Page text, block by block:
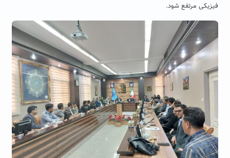
فیزیکی مرتفع شود.